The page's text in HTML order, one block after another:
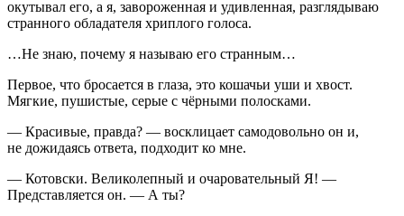
окутывал его, а я, завороженная и удивленная, разглядываю
странного обладателя хриплого голоса.
…Не знаю, почему я называю его странным…
Первое, что бросается в глаза, это кошачьи уши и хвост.
Мягкие, пушистые, серые с чёрными полосками.
— Красивые, правда? — восклицает самодовольно он и,
не дожидаясь ответа, подходит ко мне.
— Котовски. Великолепный и очаровательный Я! —
Представляется он. — А ты?